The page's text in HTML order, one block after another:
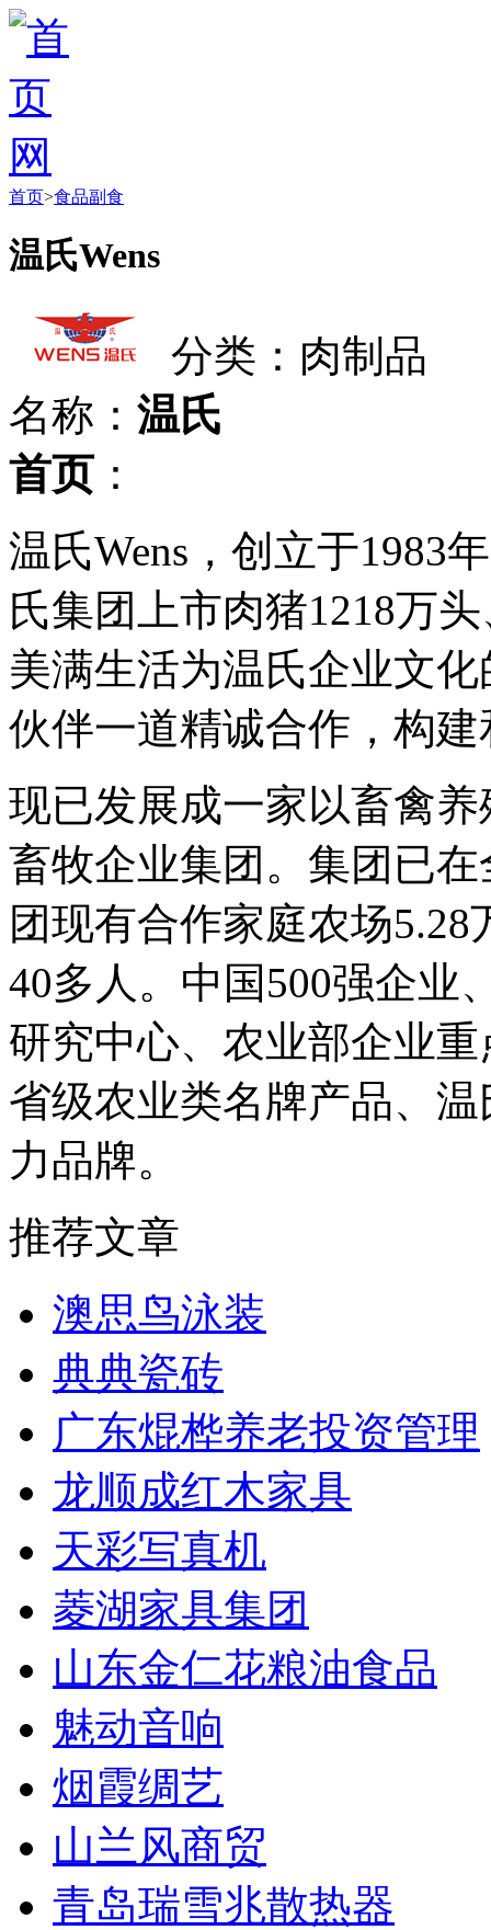
首页>食品副食
温氏Wens
分类：肉制品
名称： 温氏
首页 ：
温氏Wens，创立于1983
氏集团上市肉猪1218万
美满生活为温氏企业文
伙伴一道精诚合作，构
现已发展成一家以畜禽
畜牧企业集团。集团已
团现有合作家庭农场
40多人。中国500强企业
研究中心、农业部企业
省级农业类名牌产品、
力品牌。
推荐文章
澳思鸟泳装
典典瓷砖
广东焜桦养老投资管理
龙顺成红木家具
天彩写真机
菱湖家具集团
山东金仁花粮油食品
魅动音响
烟霞绸艺
山兰风商贸
青岛瑞雪兆散热器